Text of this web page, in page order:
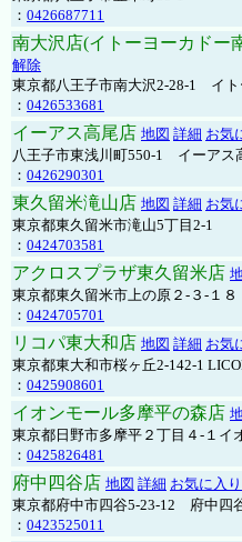
： 0426687711
南大沢店(イトーヨーカドー
解除
東京都八王子市南大沢2-28-1 イト
： 0426533681
イーアス高尾店 地図 詳細 お気
八王子市東浅川町550-1 イーアス
： 0426290301
東久留米滝山店 地図 詳細 お気
東京都東久留米市滝山5丁目2-1
： 0424703581
アクロスプラザ東久留米店
東京都東久留米市上の原２-３-１８
： 0424705701
リコパ東大和店 地図 詳細 お気
東京都東大和市桜ヶ丘2-142-1
： 0425908601
イオンモール多摩平の森店
東京都日野市多摩平２丁目４-１イ
： 0425826481
府中四谷店 地図 詳細 お気に入
東京都府中市四谷5-23-12 府中四
： 0423525011